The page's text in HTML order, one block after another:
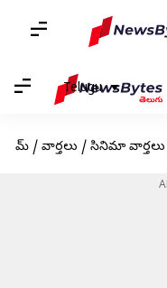
Telugu
హోమ్ / వార్తలు / సినిమా వార్తలు